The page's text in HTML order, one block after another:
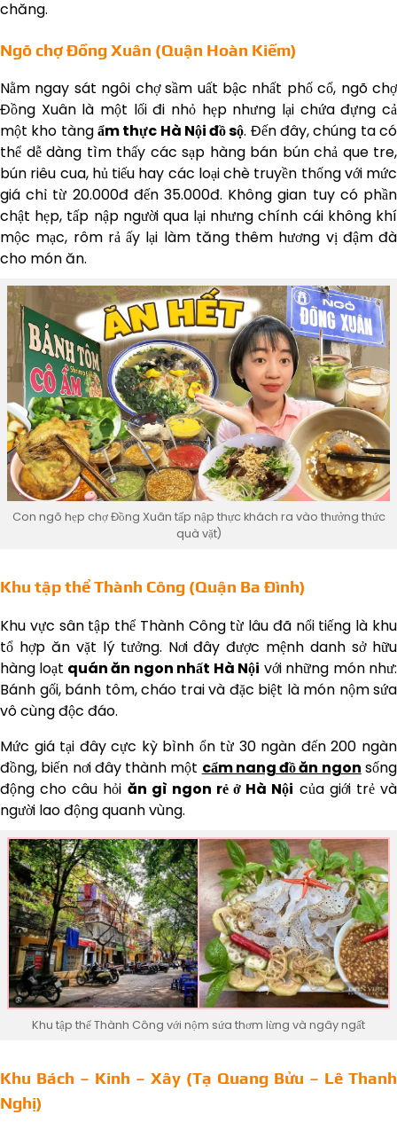
chăng.
Ngõ chợ Đồng Xuân (Quận Hoàn Kiếm)
Nằm ngay sát ngôi chợ sầm uất bậc nhất phố cổ, ngõ chợ
Đồng Xuân là một lối đi nhỏ hẹp nhưng lại chứa đựng cả
một kho tàngẩm thực Hà Nội đồ sộ. Đến đây, chúng ta có
thể dễ dàng tìm thấy các sạp hàng bán bún chả que tre,
bún riêu cua, hủ tiếu hay các loại chè truyền thống với mức
giá chỉ từ 20.000đ đến 35.000đ. Không gian tuy có phần
chật hẹp, tấp nập người qua lại nhưng chính cái không khí
mộc mạc, rôm rả ấy lại làm tăng thêm hương vị đậm đà
cho món ăn.
Con ngõ hẹp chợ Đồng Xuân tấp nập thực khách ra vào thưởng thức
quà vặt)
Khu tập thể Thành Công (Quận Ba Đình)
Khu vực sân tập thể Thành Công từ lâu đã nổi tiếng là khu
tổ hợp ăn vặt lý tưởng. Nơi đây được mệnh danh sở hữu
hàng loạt quán ăn ngon nhất Hà Nội với những món như:
Bánh gối, bánh tôm, cháo trai và đặc biệt là món nộm sứa
vô cùng độc đáo.
Mức giá tại đây cực kỳ bình ổn từ 30 ngàn đến 200 ngàn
đồng, biến nơi đây thành một cẩm nang đồ ăn ngon sống
động cho câu hỏi ăn gì ngon rẻ ở Hà Nội của giới trẻ và
người lao động quanh vùng.
Khu tập thể Thành Công với nộm sứa thơm lừng và ngây ngất
Khu Bách – Kinh – Xây (Tạ Quang Bửu – Lê Thanh
Nghị)